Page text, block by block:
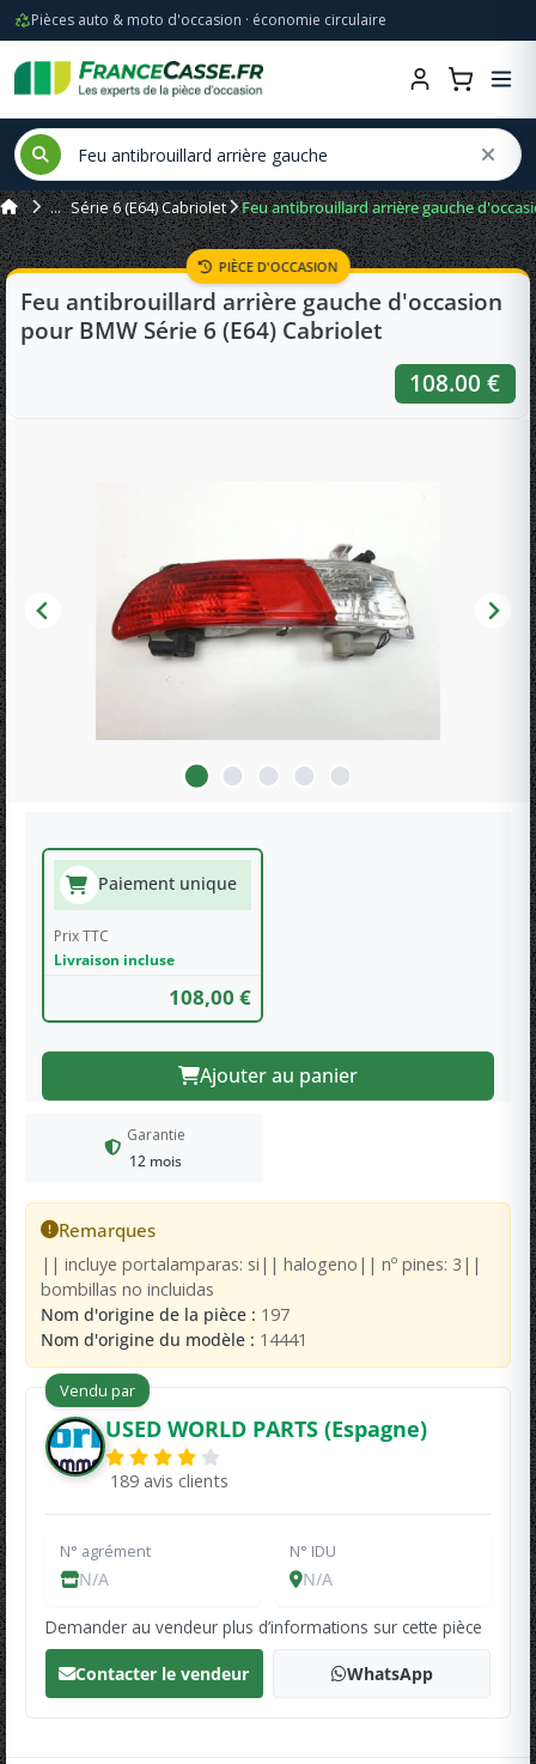
Pièces auto & moto d'occasion · économie circulaire
Série 6 (E64) Cabriolet Feu antibrouillard arrière gauche
PIÈCE D'OCCASION
Feu antibrouillard arrière gauche d'occasion
pour BMW Série 6 (E64) Cabriolet
108.00 €
Paiement unique
Prix TTC
Livraison incluse
108,00 €
Ajouter au panier
Garantie
12 mois
Remarques
|| incluye portalamparas: si|| halogeno|| nº pines: 3||
bombillas no incluidas
Nom d'origine de la pièce : 197
Nom d'origine du modèle : 14441
Vendu par
USED WORLD PARTS (Espagne)
189 avis clients
N° agrément
N/A
N° IDU
N/A
Demander au vendeur plus d’informations sur cette pièce
Contacter le vendeur WhatsApp